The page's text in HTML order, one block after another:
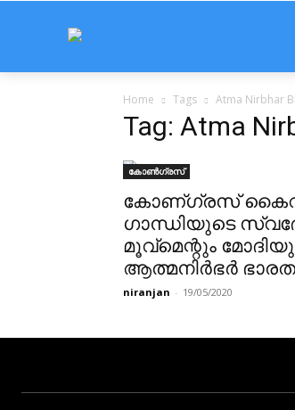
Home Tags Atma Nirbhar
Tag: Atma
കോൺഗ്രസ്
കോണ്ഗ്രസ്
ഗാന്ധിയുടെ
മൂവ്മെന്റും
ആത്മനിർഭർ
niranjan - 19/05/2020